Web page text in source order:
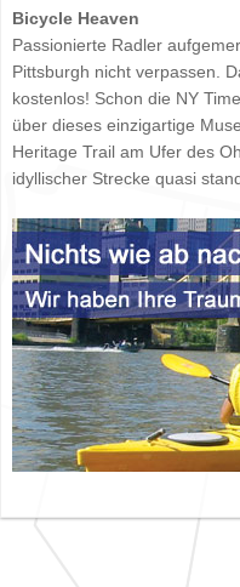
Bicycle Heaven
Passionierte Radler
Pittsburgh nicht verpassen.
kostenlos! Schon die NY
über dieses einzigartige
Heritage Trail am Ufer des
idyllischer Strecke quasi